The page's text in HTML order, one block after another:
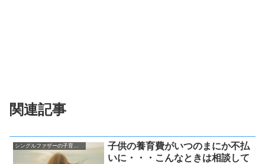
関連記事
シングルファザーの子育て奮闘記
子供の養育費がいつのまにか不払
いに・・・こんなときは相談して